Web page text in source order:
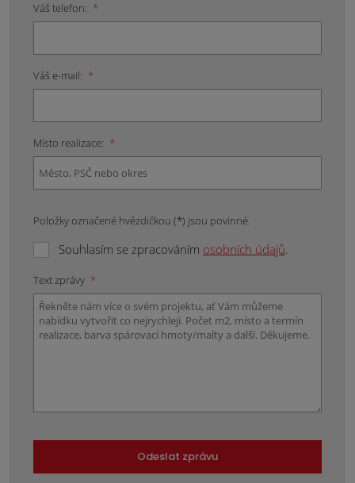
Váš telefon: *
Váš e-mail: *
Místo realizace: *
Položky označené hvězdičkou (*) jsou povinné.
Souhlasím se zpracováním osobních údajů.
Text zprávy *
Odeslat zprávu